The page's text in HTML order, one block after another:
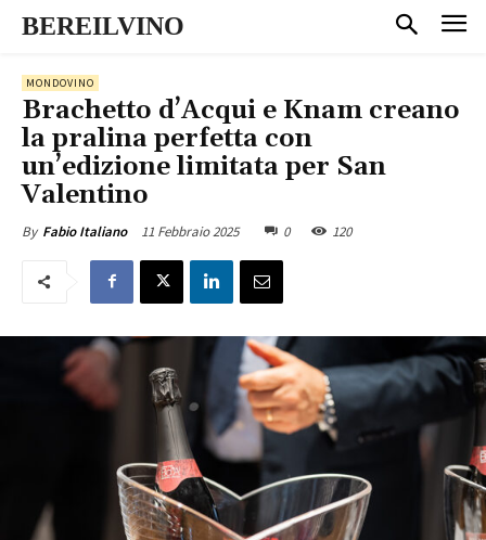
BEREILVINO
MONDOVINO
Brachetto d’Acqui e Knam creano
la pralina perfetta con
un’edizione limitata per San
Valentino
By Fabio Italiano 11 Febbraio 2025 0 120